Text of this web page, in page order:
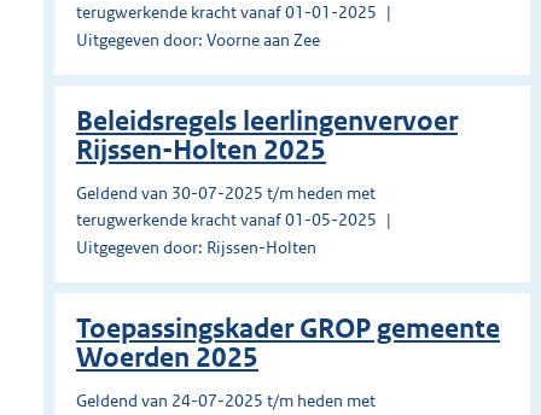
terugwerkende kracht vanaf 01-01-2025
Uitgegeven door: Voorne aan Zee
Beleidsregels leerlingenvervoer
Rijssen-Holten 2025
Geldend van 30-07-2025 t/m heden met
terugwerkende kracht vanaf 01-05-2025
Uitgegeven door: Rijssen-Holten
Toepassingskader GROP gemeente
Woerden 2025
Geldend van 24-07-2025 t/m heden met